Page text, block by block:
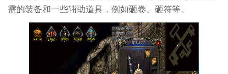
需的装备和一些辅助道具，例如砸卷、砸符等。